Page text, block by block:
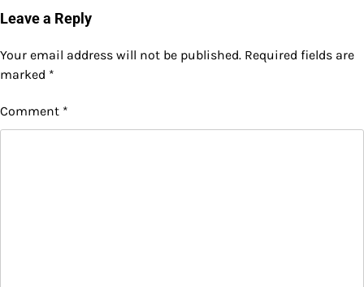
Leave a Reply
Your email address will not be published. Required fields are
marked *
Comment *